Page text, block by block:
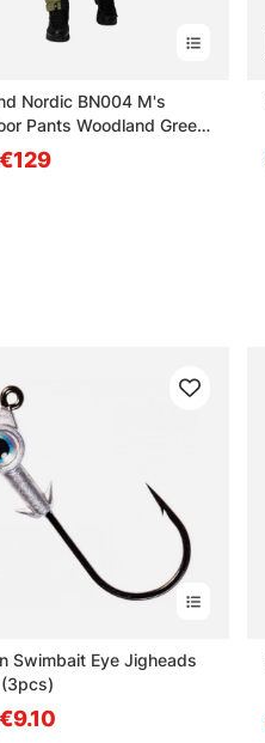
Nordic BN004 M's
Pants Woodland Green
Swimbait Eye Jigheads